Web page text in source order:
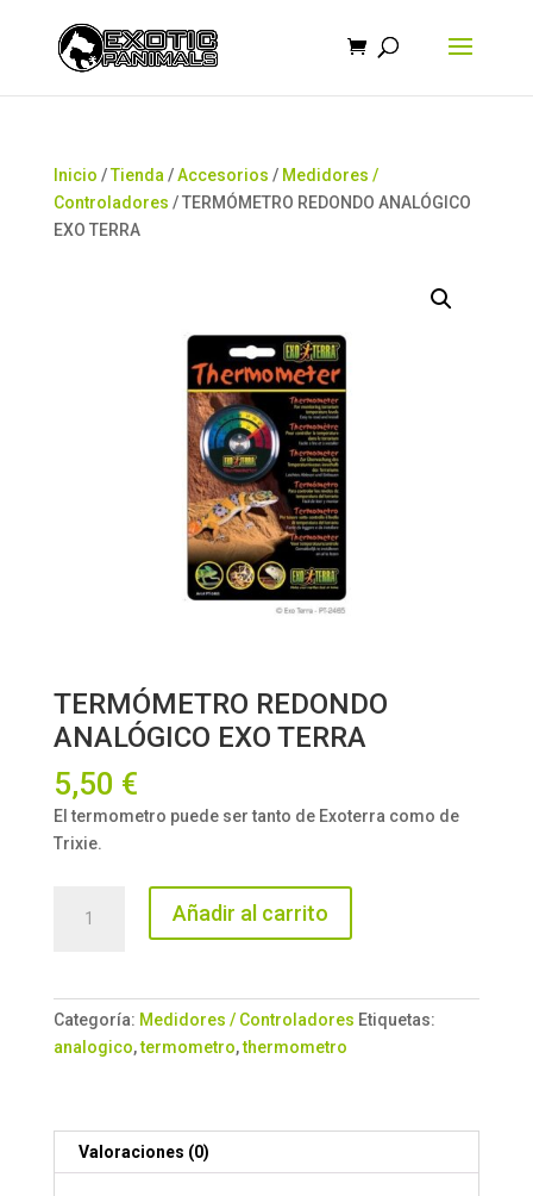
Inicio /Tienda /Accesorios / Medidores /
Controladores / TERMÓMETRO REDONDO ANALÓGICO
EXO TERRA
TERMÓMETRO REDONDO
ANALÓGICO EXO TERRA
5,50 €
El termometro puede ser tanto de Exoterra como de
Trixie.
REDONDO
TERRA
cantidad
Añadir al carrito
Categoría: Medidores / Controladores Etiquetas:
analogico,termometro,thermometro
Valoraciones (0)